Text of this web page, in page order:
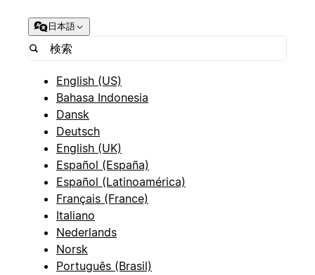
日本語
English (US)
Bahasa Indonesia
Dansk
Deutsch
English (UK)
Español (España)
Español (Latinoamérica)
Français (France)
Italiano
Nederlands
Norsk
Português (Brasil)